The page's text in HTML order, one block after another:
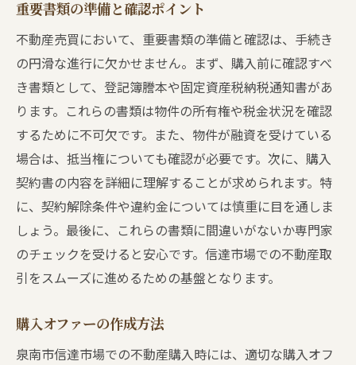
重要書類の準備と確認ポイント
不動産売買において、重要書類の準備と確認は、手続き
の円滑な進行に欠かせません。まず、購入前に確認すべ
き書類として、登記簿謄本や固定資産税納税通知書があ
ります。これらの書類は物件の所有権や税金状況を確認
するために不可欠です。また、物件が融資を受けている
場合は、抵当権についても確認が必要です。次に、購入
契約書の内容を詳細に理解することが求められます。特
に、契約解除条件や違約金については慎重に目を通しま
しょう。最後に、これらの書類に間違いがないか専門家
のチェックを受けると安心です。信達市場での不動産取
引をスムーズに進めるための基盤となります。
購入オファーの作成方法
泉南市信達市場での不動産購入時には、適切な購入オフ